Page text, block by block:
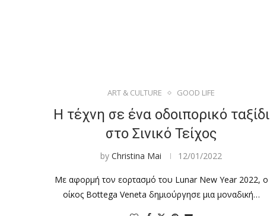
ART & CULTURE GOOD LIFE
Η τέχνη σε ένα οδοιπορικό ταξίδι
στο Σινικό Τείχος
byChristina Mai 12/01/2022
Με αφορμή τον εορτασμό του Lunar New Year 2022, ο
οίκος Bottega Veneta δημιούργησε μια μοναδική…